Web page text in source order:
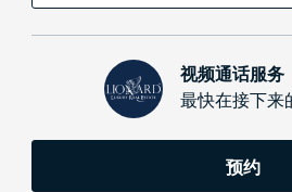
视频通话服务
最快在接下来
预约